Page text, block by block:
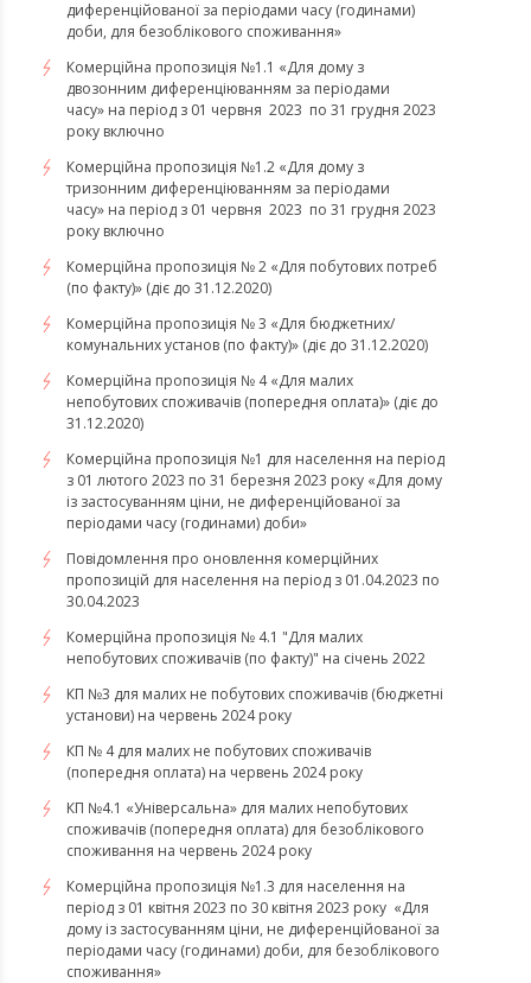
диференційованої за періодами часу (годинами)
доби, для безоблікового споживання»
Комерційна пропозиція №1.1 «Для дому з
двозонним диференціюванням за періодами
часу» на період з 01 червня 2023 по 31 грудня 2023
року включно
Комерційна пропозиція №1.2 «Для дому з
тризонним диференціюванням за періодами
часу» на період з 01 червня 2023 по 31 грудня 2023
року включно
Комерційна пропозиція № 2 «Для побутових потреб
(по факту)» (діє до 31.12.2020)
Комерційна пропозиція № 3 «Для бюджетних/
комунальних установ (по факту)» (діє до 31.12.2020)
Комерційна пропозиція № 4 «Для малих
непобутових споживачів (попередня оплата)» (діє до
31.12.2020)
Комерційна пропозиція №1 для населення на період
з 01 лютого 2023 по 31 березня 2023 року «Для дому
із застосуванням ціни, не диференційованої за
періодами часу (годинами) доби»
Повідомлення про оновлення комерційних
пропозицій для населення на період з 01.04.2023 по
30.04.2023
Комерційна пропозиція № 4.1 "Для малих
непобутових споживачів (по факту)" на січень 2022
КП №3 для малих не побутових споживачів (бюджетні
установи) на червень 2024 року
КП № 4 для малих не побутових споживачів
(попередня оплата) на червень 2024 року
КП №4.1 «Універсальна» для малих непобутових
споживачів (попередня оплата) для безоблікового
споживання на червень 2024 року
​​​​​​​Комерційна пропозиція №1.3 для населення на
період з 01 квітня 2023 по 30 квітня 2023 року «Для
дому із застосуванням ціни, не диференційованої за
періодами часу (годинами) доби, для безоблікового
споживання»